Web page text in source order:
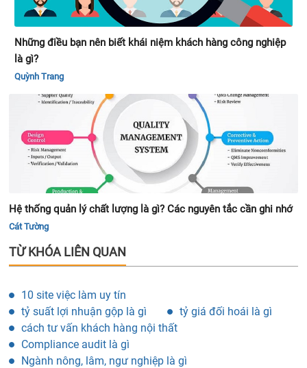
Những điều bạn nên biết khái niệm khách hàng công nghiệp
là gì?
Quỳnh Trang
Hệ thống quản lý chất lượng là gì? Các nguyên tắc cần ghi nhớ
Cát Tường
TỪ KHÓA LIÊN QUAN
10 site việc làm uy tín
tỷ suất lợi nhuận gộp là gì
tỷ giá đối hoái là gì
cách tư vấn khách hàng nội thất
Compliance audit là gì
Ngành nông, lâm, ngư nghiệp là gì